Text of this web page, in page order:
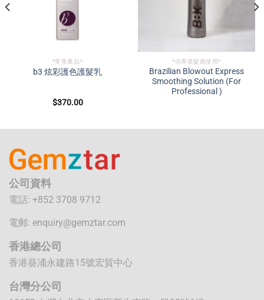
*零售產品*
b3 炫彩護色護髮乳
$370.00
*供專業髮廊使用*
Brazilian Blowout Express
Smoothing Solution (For
Professional )
公司資料
電話: +852 3708 9712
電郵: enquiry@gemztar.com
香港總公司
香港葵涌永建路15號宏貿中心
台灣分公司